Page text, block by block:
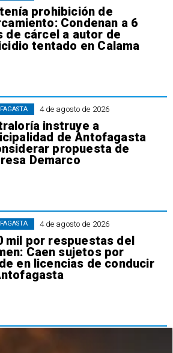
prohibición de
Condenan a 6
de cárcel a autor de
tentado en Calama
4 de agosto de 2026
instruye a
de Antofagasta
propuesta de
Demarco
4 de agosto de 2026
mil por respuestas del
Caen sujetos por
en licencias de conducir